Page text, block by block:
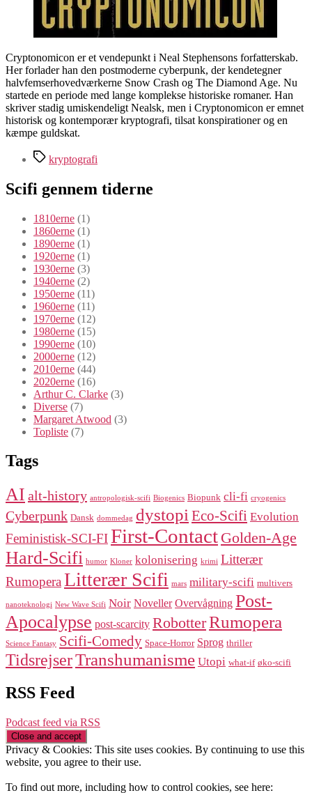
Cryptonomicon er et vendepunkt i Neal Stephensons forfatterskab.
Her forlader han den postmoderne cyberpunk, der kendetegner
halvfemserhovedværkerne Snow Crash og The Diamond Age. Nu
startede en periode med lange komplekse historiske romaner. Han
skriver stadig umiskendeligt Nealsk, men i Cryptonomicon er emnet
historisk og kontemporær kryptografi, tilsat konspirationer og en
kæmpe guldskat.
Tagskryptografi
Scifi gennem tiderne
1810erne (1)
1860erne (1)
1890erne (1)
1920erne (1)
1930erne (3)
1940erne (2)
1950erne (11)
1960erne (11)
1970erne (12)
1980erne (15)
1990erne (10)
2000erne (12)
2010erne (44)
2020erne (16)
Arthur C. Clarke (3)
Diverse (7)
Margaret Atwood (3)
Topliste (7)
Tags
AI alt-history antropologisk-scifi Biogenics Biopunk cli-fi cryogenics
Cyberpunk Dansk dommedag dystopi Eco-Scifi Evolution
Feministisk-SCI-FIFirst-Contact Golden-Age
Hard-Scifi humor Kloner kolonisering krimi Litterær
RumoperaLitterær Scifi mars military-scifi multivers
nanoteknologi New Wave Scifi Noir Noveller Overvågning Post-
Apocalypse post-scarcity RobotterRumopera
Science Fantasy Scifi-Comedy Space-Horror Sprog thriller
TidsrejserTranshumanisme Utopi what-if øko-scifi
RSS Feed
Podcast feed via RSS
Privacy & Cookies: This site uses cookies. By continuing to use this
website, you agree to their use.
To find out more, including how to control cookies, see here: